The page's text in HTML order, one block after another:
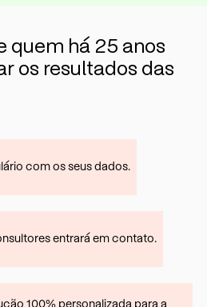
quem há 25 anos
os resultados das
com os seus dados.
entrará em contato.
100% personalizada para a